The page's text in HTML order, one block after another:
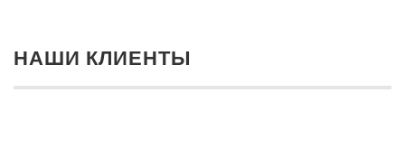
НАШИ КЛИЕНТЫ